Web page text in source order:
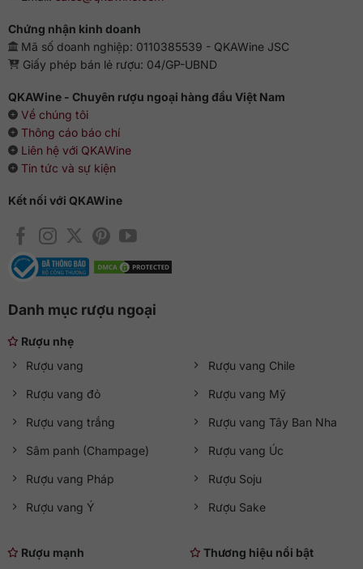
Hướng dẫn thưởng thức rượu
Một chai bourbon whiskey cân bằng & đậm đà để thưởng
cocktail.
Chứng nhận kinh doanh
Mã số doanh nghiệp: 0110385539 - QKAWine JSC
Giấy phép bán lẻ rượu: 04/GP-UBND
QKAWine - Chuyên rượu ngoại hàng đầu Việt Nam
Về chúng tôi
Thông cáo báo chí
Liên hệ với QKAWine
Tin tức và sự kiện
Kết nối với QKAWine
Danh mục rượu ngoại
Rượu nhẹ
Rượu vang
Rượu vang đỏ
Rượu vang trắng
Sâm panh (Champage)
Rượu vang Pháp
Rượu vang Ý
Rượu vang Chile
Rượu vang Mỹ
Rượu vang Tây Ban Nha
Rượu vang Úc
Rượu Soju
Rượu Sake
Rượu mạnh
Thương hiệu nổi bật